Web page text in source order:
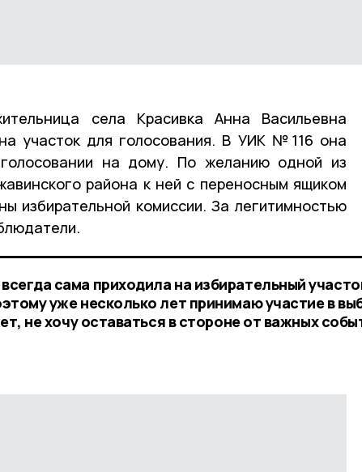
села Красивка Анна Васильевна
участок для голосования. В УИК №116 она
на дому. По желанию одной из
района к ней с переносным ящиком
избирательной комиссии. За легитимностью
сама приходила на избирательный
уже несколько лет принимаю участие в
не хочу оставаться в стороне от важных